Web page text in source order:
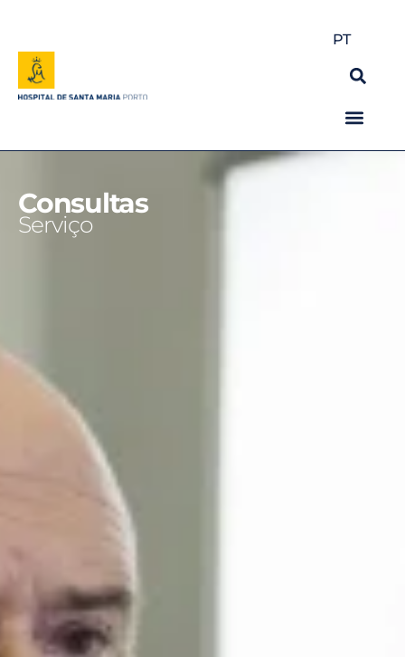
PT
Consultas
Serviço